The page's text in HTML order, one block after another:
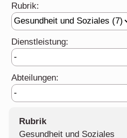
Rubrik:
Dienstleistung:
Abteilungen:
Gesundheit und Soziales